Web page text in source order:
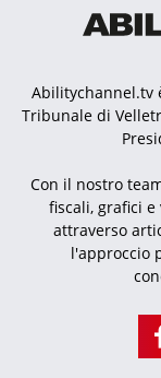
Abilitychannel.tv
Tribunale di
Con il nostro
fiscali, grafici
attraverso
l'approccio